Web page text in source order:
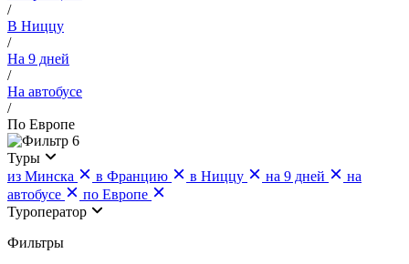
/
В Ниццу
/
На 9 дней
/
На автобусе
/
По Европе
6
Туры
из Минска
в Францию в Ниццу на 9 дней
на
автобусе
по Европе
Туроператор
Фильтры